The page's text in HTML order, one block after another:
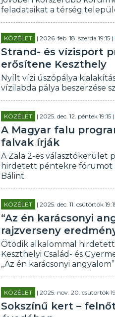
feladataikat a térség
KÖZÉLET | 2026. feb. 18. szerda 19:15 |
Strand- és vízisport
erősítene Keszthely
Nyílt vízi úszópálya
vízilabda pálya beszerzése
KÖZÉLET | 2025. dec. 12. péntek 19:15 |
A Magyar falu
falvak írják
A Zala 2-es választókerület
hirdetett péntekre fórumot
Bálint.
KÖZÉLET | 2025. dec. 11. csütörtök
“Az én karácsonyi
rajzverseny
Ötödik alkalommal hirdetett
Keszthelyi Család- és
„Az én karácsonyi
KÖZÉLET | 2025. nov. 20. csütörtök
Sokszínű kert –